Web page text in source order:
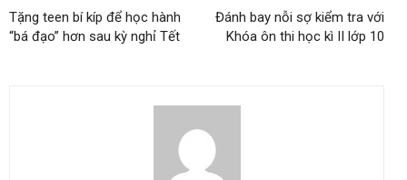
Tặng teen bí kíp để học hành
“bá đạo” hơn sau kỳ nghỉ Tết
Đánh bay nỗi sợ kiểm tra với
Khóa ôn thi học kì II lớp 10